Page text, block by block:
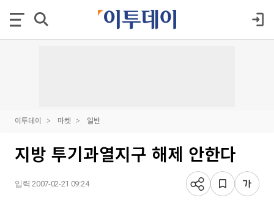
이투데이 마켓 일반
지방 투기과열지구 해제 안한다
입력 2007-02-21 09:24